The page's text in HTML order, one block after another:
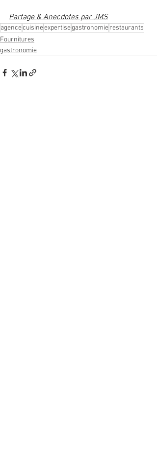
Partage & Anecdotes par JMS
agencecuisineexpertisegastronomierestaurants
Fournitures
gastronomie